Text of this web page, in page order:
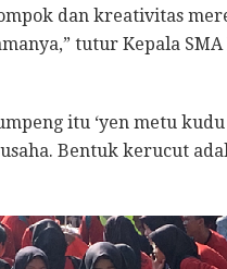
dan kreativitas
tutur Kepala
itu ‘yen metu
Bentuk kerucut